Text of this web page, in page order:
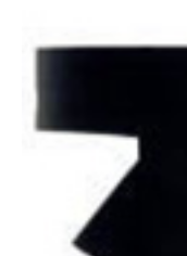
特注商品のご注文